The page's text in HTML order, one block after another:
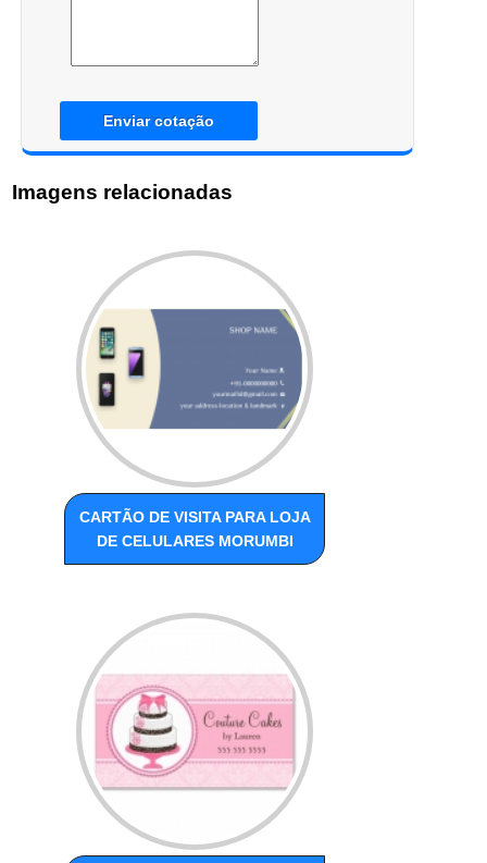
Enviar cotação
Imagens relacionadas
CARTÃO DE VISITA PARA LOJA
DE CELULARES MORUMBI